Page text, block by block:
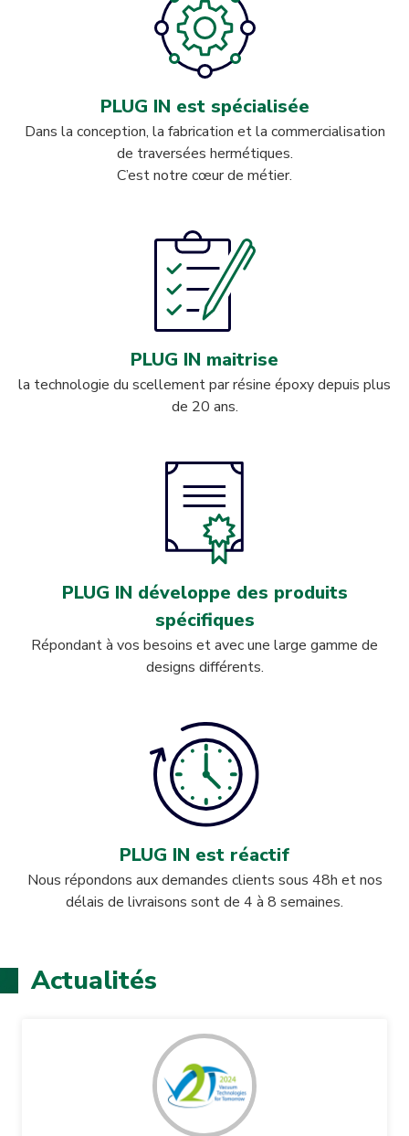
PLUG IN est spécialisée
Dans la conception, la fabrication et la commercialisation
de traversées hermétiques.
C’est notre cœur de métier.
PLUG IN maitrise
la technologie du scellement par résine époxy depuis plus
de 20 ans.
PLUG IN développe des produits
spécifiques
Répondant à vos besoins et avec une large gamme de
designs différents.
PLUG IN est réactif
Nous répondons aux demandes clients sous 48h et nos
délais de livraisons sont de 4 à 8 semaines.
Actualités